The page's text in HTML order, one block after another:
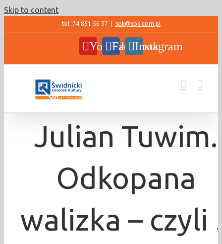
Skip to content
tel: 74 851 56 57 sok@sok.com.pl
YouTubeFacebookInstagram
Julian Tuwim.
Odkopana
walizka – czyli